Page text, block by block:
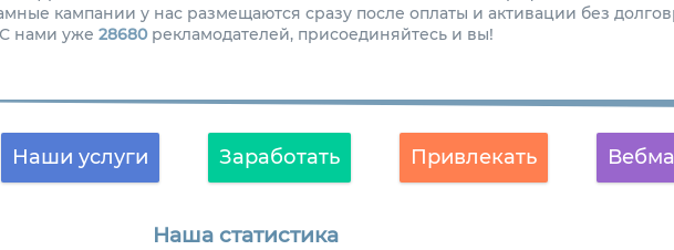
кампании у нас размещаются сразу после оплаты и активации без
С нами уже 28680рекламодателей, присоединяйтесь и вы!
Наши услуги Заработать Привлекать
Наша статистика